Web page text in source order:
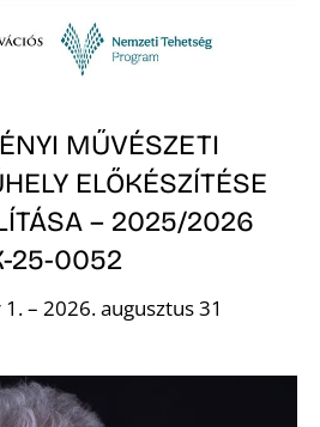
MŰVÉSZETI
ELŐKÉSZÍTÉSE
– 2025/2026
25-0052
– 2026. augusztus 31